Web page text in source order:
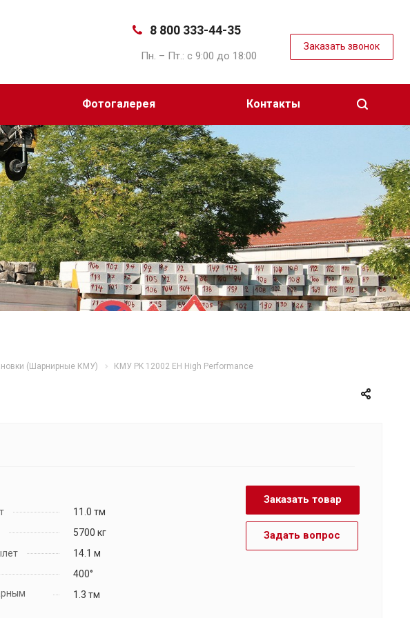
8 800 333-44-35
Пн. – Пт.: с 9:00 до 18:00
Заказать звонок
Фотогалерея Контакты
(Шарнирные КМУ) КМУ PK 12002 EH High Performance
11.0 тм
5700 кг
14.1 м
400°
1.3 тм
Заказать товар
Задать вопрос